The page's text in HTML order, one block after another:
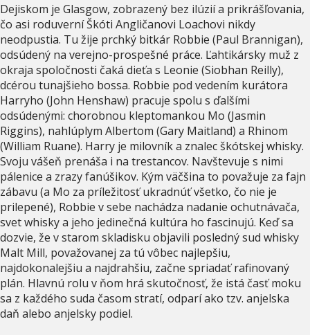
Dejiskom je Glasgow, zobrazený bez ilúzií a prikrášľovania,
čo asi roduverní Škóti Angličanovi Loachovi nikdy
neodpustia. Tu žije prchký bitkár Robbie (Paul Brannigan),
odsúdený na verejno-prospešné práce. Ľahtikársky muž z
okraja spoločnosti čaká dieťa s Leonie (Siobhan Reilly),
dcérou tunajšieho bossa. Robbie pod vedením kurátora
Harryho (John Henshaw) pracuje spolu s ďalšími
odsúdenými: chorobnou kleptomankou Mo (Jasmin
Riggins), nahlúplym Albertom (Gary Maitland) a Rhinom
(William Ruane). Harry je milovník a znalec škótskej whisky.
Svoju vášeň prenáša i na trestancov. Navštevuje s nimi
pálenice a zrazy fanúšikov. Kým väčšina to považuje za fajn
zábavu (a Mo za príležitosť ukradnúť všetko, čo nie je
prilepené), Robbie v sebe nachádza nadanie ochutnávača,
svet whisky a jeho jedinečná kultúra ho fascinujú. Keď sa
dozvie, že v starom skladisku objavili posledný sud whisky
Malt Mill, považovanej za tú vôbec najlepšiu,
najdokonalejšiu a najdrahšiu, začne spriadať rafinovaný
plán. Hlavnú rolu v ňom hrá skutočnosť, že istá časť moku
sa z každého suda časom stratí, odparí ako tzv. anjelska
daň alebo anjelsky podiel.